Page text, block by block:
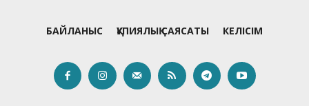
БАЙЛАНЫС ҚҰПИЯЛЫҚ САЯСАТЫ КЕЛІСІМ